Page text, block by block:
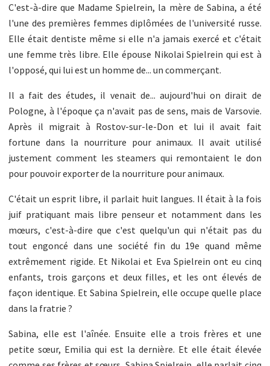
C'est-à-dire que Madame Spielrein, la mère de Sabina, a été
l'une des premières femmes diplômées de l'université russe.
Elle était dentiste même si elle n'a jamais exercé et c'était
une femme très libre. Elle épouse Nikolai Spielrein qui est à
l'opposé, qui lui est un homme de... un commerçant.
Il a fait des études, il venait de... aujourd'hui on dirait de
Pologne, à l'époque ça n'avait pas de sens, mais de Varsovie.
Après il migrait à Rostov-sur-le-Don et lui il avait fait
fortune dans la nourriture pour animaux. Il avait utilisé
justement comment les steamers qui remontaient le don
pour pouvoir exporter de la nourriture pour animaux.
C'était un esprit libre, il parlait huit langues. Il était à la fois
juif pratiquant mais libre penseur et notamment dans les
mœurs, c'est-à-dire que c'est quelqu'un qui n'était pas du
tout engoncé dans une société fin du 19e quand même
extrêmement rigide. Et Nikolai et Eva Spielrein ont eu cinq
enfants, trois garçons et deux filles, et les ont élevés de
façon identique. Et Sabina Spielrein, elle occupe quelle place
dans la fratrie ?
Sabina, elle est l'aînée. Ensuite elle a trois frères et une
petite sœur, Emilia qui est la dernière. Et elle était élevée